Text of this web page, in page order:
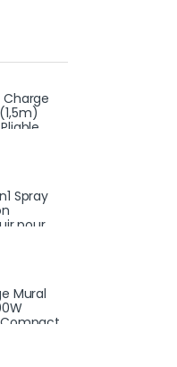
Charge
Spray
pour
intérieur
Mural
Salle de